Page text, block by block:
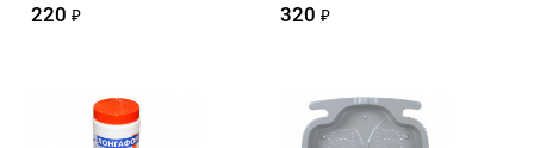
220 ₽ 320 ₽